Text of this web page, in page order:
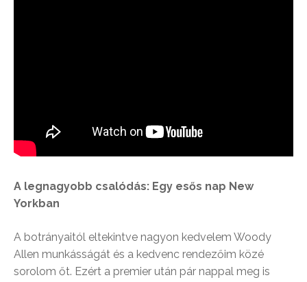
A legnagyobb csalódás: Egy esős nap New
Yorkban
A botrányaitól eltekintve nagyon kedvelem Woody
Allen munkásságát és a kedvenc rendezőim közé
sorolom őt. Ezért a premier után pár nappal meg is